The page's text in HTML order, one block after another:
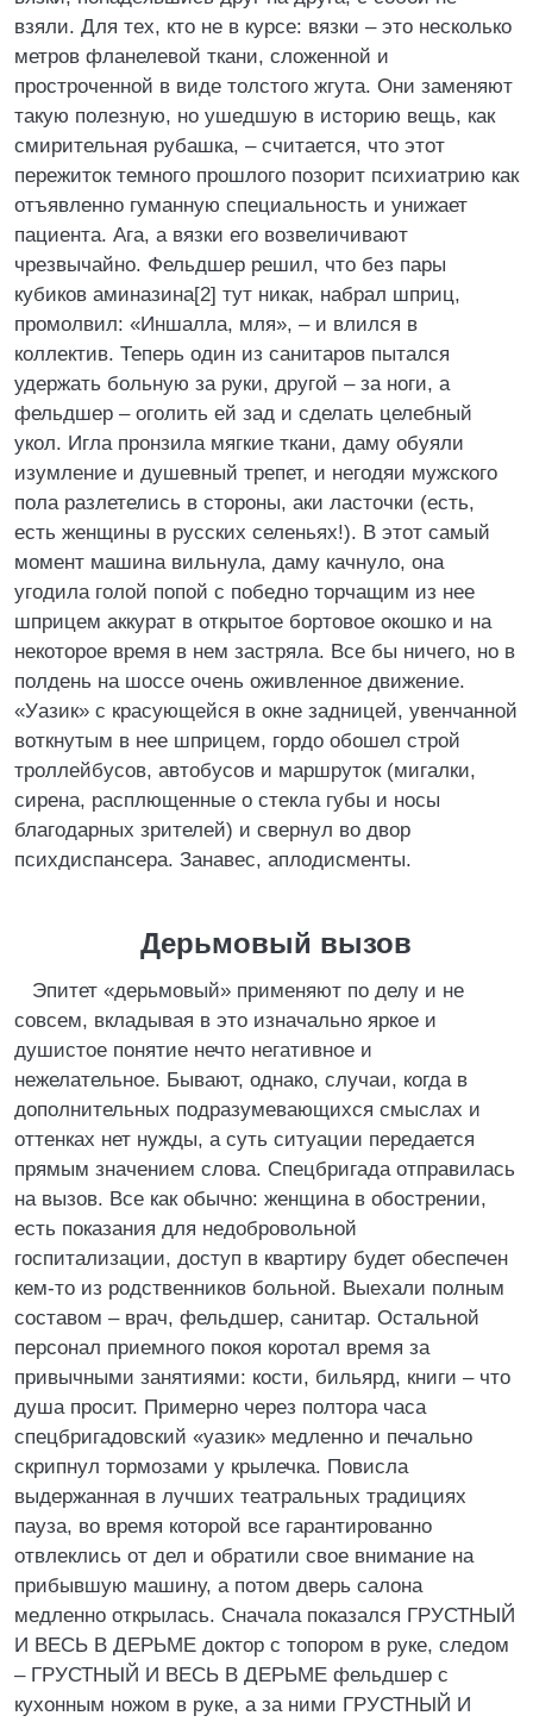
взяли. Для тех, кто не в курсе: вязки – это несколько
метров фланелевой ткани, сложенной и
простроченной в виде толстого жгута. Они заменяют
такую полезную, но ушедшую в историю вещь, как
смирительная рубашка, – считается, что этот
пережиток темного прошлого позорит психиатрию как
отъявленно гуманную специальность и унижает
пациента. Ага, а вязки его возвеличивают
чрезвычайно. Фельдшер решил, что без пары
кубиков аминазина[2] тут никак, набрал шприц,
промолвил: «Иншалла, мля», – и влился в
коллектив. Теперь один из санитаров пытался
удержать больную за руки, другой – за ноги, а
фельдшер – оголить ей зад и сделать целебный
укол. Игла пронзила мягкие ткани, даму обуяли
изумление и душевный трепет, и негодяи мужского
пола разлетелись в стороны, аки ласточки (есть,
есть женщины в русских селеньях!). В этот самый
момент машина вильнула, даму качнуло, она
угодила голой попой с победно торчащим из нее
шприцем аккурат в открытое бортовое окошко и на
некоторое время в нем застряла. Все бы ничего, но в
полдень на шоссе очень оживленное движение.
«Уазик» с красующейся в окне задницей, увенчанной
воткнутым в нее шприцем, гордо обошел строй
троллейбусов, автобусов и маршруток (мигалки,
сирена, расплющенные о стекла губы и носы
благодарных зрителей) и свернул во двор
психдиспансера. Занавес, аплодисменты.
Дерьмовый вызов
Эпитет «дерьмовый» применяют по делу и не
совсем, вкладывая в это изначально яркое и
душистое понятие нечто негативное и
нежелательное. Бывают, однако, случаи, когда в
дополнительных подразумевающихся смыслах и
оттенках нет нужды, а суть ситуации передается
прямым значением слова. Спецбригада отправилась
на вызов. Все как обычно: женщина в обострении,
есть показания для недобровольной
госпитализации, доступ в квартиру будет обеспечен
кем-то из родственников больной. Выехали полным
составом – врач, фельдшер, санитар. Остальной
персонал приемного покоя коротал время за
привычными занятиями: кости, бильярд, книги – что
душа просит. Примерно через полтора часа
спецбригадовский «уазик» медленно и печально
скрипнул тормозами у крылечка. Повисла
выдержанная в лучших театральных традициях
пауза, во время которой все гарантированно
отвлеклись от дел и обратили свое внимание на
прибывшую машину, а потом дверь салона
медленно открылась. Сначала показался ГРУСТНЫЙ
И ВЕСЬ В ДЕРЬМЕ доктор с топором в руке, следом
– ГРУСТНЫЙ И ВЕСЬ В ДЕРЬМЕ фельдшер с
кухонным ножом в руке, а за ними ГРУСТНЫЙ И